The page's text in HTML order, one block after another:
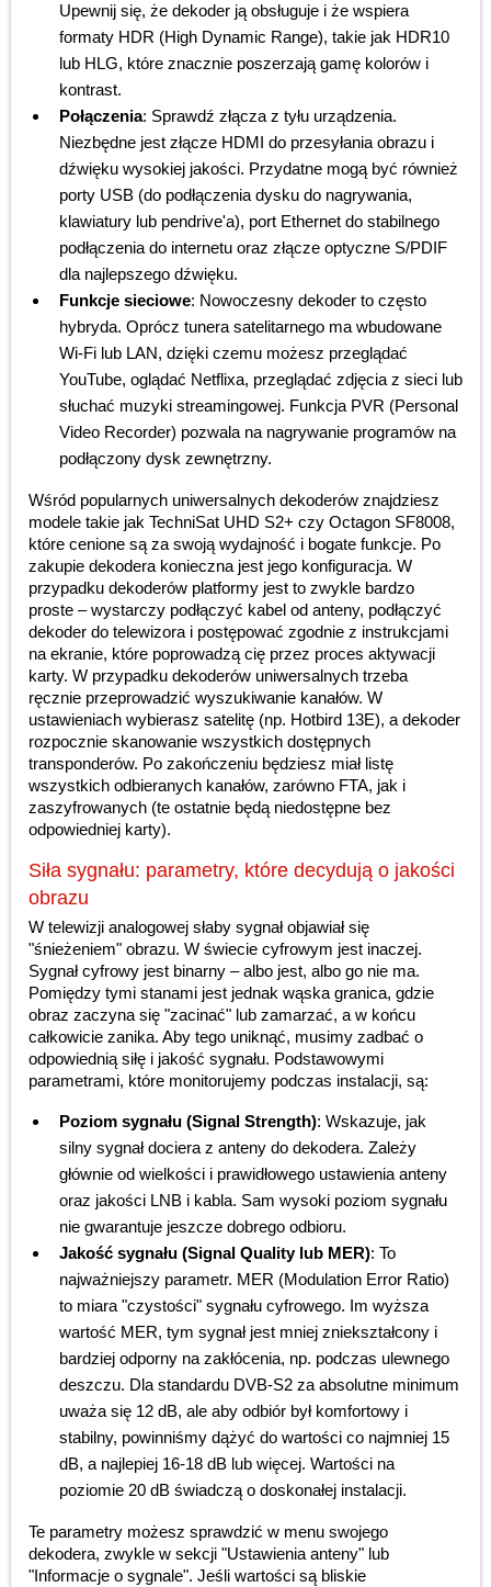
Upewnij się, że dekoder ją obsługuje i że wspiera
formaty HDR (High Dynamic Range), takie jak HDR10
lub HLG, które znacznie poszerzają gamę kolorów i
kontrast.
Połączenia: Sprawdź złącza z tyłu urządzenia.
Niezbędne jest złącze HDMI do przesyłania obrazu i
dźwięku wysokiej jakości. Przydatne mogą być również
porty USB (do podłączenia dysku do nagrywania,
klawiatury lub pendrive'a), port Ethernet do stabilnego
podłączenia do internetu oraz złącze optyczne S/PDIF
dla najlepszego dźwięku.
Funkcje sieciowe: Nowoczesny dekoder to często
hybryda. Oprócz tunera satelitarnego ma wbudowane
Wi-Fi lub LAN, dzięki czemu możesz przeglądać
YouTube, oglądać Netflixa, przeglądać zdjęcia z sieci lub
słuchać muzyki streamingowej. Funkcja PVR (Personal
Video Recorder) pozwala na nagrywanie programów na
podłączony dysk zewnętrzny.
Wśród popularnych uniwersalnych dekoderów znajdziesz
modele takie jak TechniSat UHD S2+ czy Octagon SF8008,
które cenione są za swoją wydajność i bogate funkcje. Po
zakupie dekodera konieczna jest jego konfiguracja. W
przypadku dekoderów platformy jest to zwykle bardzo
proste – wystarczy podłączyć kabel od anteny, podłączyć
dekoder do telewizora i postępować zgodnie z instrukcjami
na ekranie, które poprowadzą cię przez proces aktywacji
karty. W przypadku dekoderów uniwersalnych trzeba
ręcznie przeprowadzić wyszukiwanie kanałów. W
ustawieniach wybierasz satelitę (np. Hotbird 13E), a dekoder
rozpocznie skanowanie wszystkich dostępnych
transponderów. Po zakończeniu będziesz miał listę
wszystkich odbieranych kanałów, zarówno FTA, jak i
zaszyfrowanych (te ostatnie będą niedostępne bez
odpowiedniej karty).
Siła sygnału: parametry, które decydują o jakości
obrazu
W telewizji analogowej słaby sygnał objawiał się
"śnieżeniem" obrazu. W świecie cyfrowym jest inaczej.
Sygnał cyfrowy jest binarny – albo jest, albo go nie ma.
Pomiędzy tymi stanami jest jednak wąska granica, gdzie
obraz zaczyna się "zacinać" lub zamarzać, a w końcu
całkowicie zanika. Aby tego uniknąć, musimy zadbać o
odpowiednią siłę i jakość sygnału. Podstawowymi
parametrami, które monitorujemy podczas instalacji, są:
Poziom sygnału (Signal Strength): Wskazuje, jak
silny sygnał dociera z anteny do dekodera. Zależy
głównie od wielkości i prawidłowego ustawienia anteny
oraz jakości LNB i kabla. Sam wysoki poziom sygnału
nie gwarantuje jeszcze dobrego odbioru.
Jakość sygnału (Signal Quality lub MER): To
najważniejszy parametr. MER (Modulation Error Ratio)
to miara "czystości" sygnału cyfrowego. Im wyższa
wartość MER, tym sygnał jest mniej zniekształcony i
bardziej odporny na zakłócenia, np. podczas ulewnego
deszczu. Dla standardu DVB-S2 za absolutne minimum
uważa się 12 dB, ale aby odbiór był komfortowy i
stabilny, powinniśmy dążyć do wartości co najmniej 15
dB, a najlepiej 16-18 dB lub więcej. Wartości na
poziomie 20 dB świadczą o doskonałej instalacji.
Te parametry możesz sprawdzić w menu swojego
dekodera, zwykle w sekcji "Ustawienia anteny" lub
"Informacje o sygnale". Jeśli wartości są bliskie